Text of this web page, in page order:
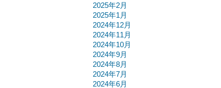
2025年2月
2025年1月
2024年12月
2024年11月
2024年10月
2024年9月
2024年8月
2024年7月
2024年6月